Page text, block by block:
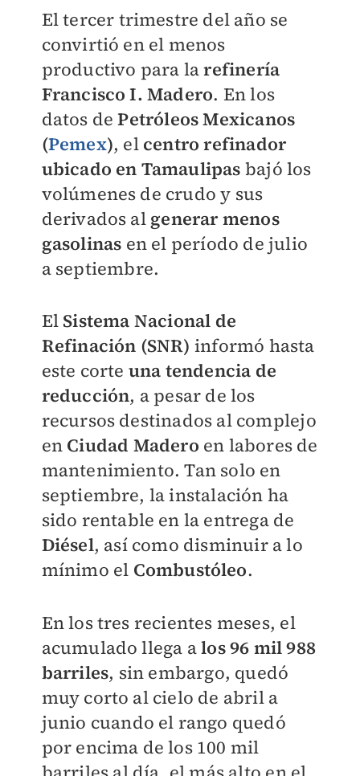
El tercer trimestre del año se
convirtió en el menos
productivo para larefinería
Francisco I. Madero. En los
datos dePetróleos Mexicanos
(Pemex), el centro refinador
ubicado en Tamaulipas bajó los
volúmenes de crudo y sus
derivados al generar menos
gasolinas en el período de julio
a septiembre.
El Sistema Nacional de
Refinación (SNR) informó hasta
este corte una tendencia de
reducción, a pesar de los
recursos destinados al complejo
en Ciudad Madero en labores de
mantenimiento. Tan solo en
septiembre, la instalación ha
sido rentable en la entrega de
Diésel, así como disminuir a lo
mínimo el Combustóleo.
En los tres recientes meses, el
acumulado llega alos 96 mil 988
barriles, sin embargo, quedó
muy corto al cielo de abril a
junio cuando el rango quedó
por encima de los 100 mil